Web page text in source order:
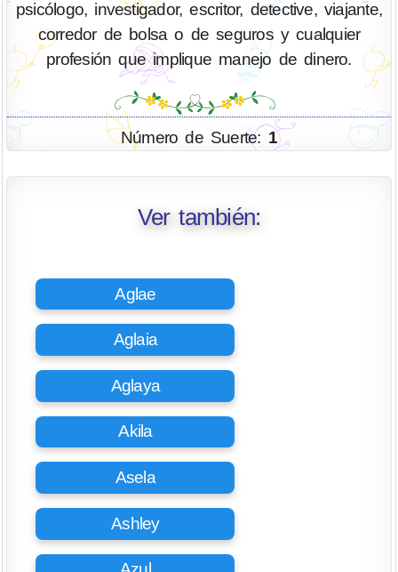
psicólogo, investigador, escritor, detective, viajante,
corredor de bolsa o de seguros y cualquier
profesión que implique manejo de dinero.
Número de Suerte: 1
Ver también:
Aglae
Aglaia
Aglaya
Akila
Asela
Ashley